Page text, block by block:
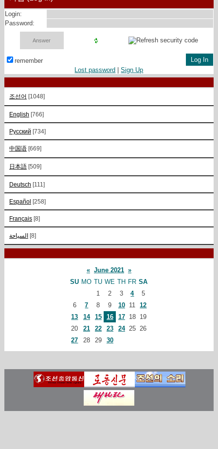
Login:
Password:
remember
Lost password |Sign Up
조선어 [1048]
English [766]
Русский [734]
中国语 [669]
日本語 [509]
Deutsch [111]
Español [258]
Français [8]
السياحة [8]
« June 2021 »
SU MO TU WE TH FR SA
1
2 3 4
5
6
7 8 9 10 11
12
13
14 15 16 17 18
19
20
21 22 23 24 25 26
27
28 29 30